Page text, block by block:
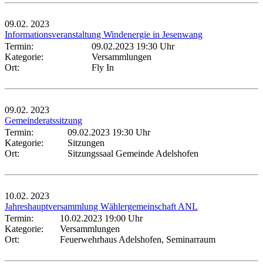
09.02. 2023
Informationsveranstaltung Windenergie in Jesenwang
Termin:
09.02.2023 19:30 Uhr
Kategorie:
Versammlungen
Ort:
Fly In
09.02. 2023
Gemeinderatssitzung
Termin:
09.02.2023 19:30 Uhr
Kategorie:
Sitzungen
Ort:
Sitzungssaal Gemeinde Adelshofen
10.02. 2023
Jahreshauptversammlung Wählergemeinschaft ANL
Termin:
10.02.2023 19:00 Uhr
Kategorie:
Versammlungen
Ort:
Feuerwehrhaus Adelshofen, Seminarraum